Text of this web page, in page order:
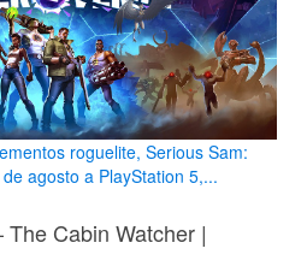
roguelite, Serious Sam:
agosto a PlayStation 5,...
Cabin Watcher |